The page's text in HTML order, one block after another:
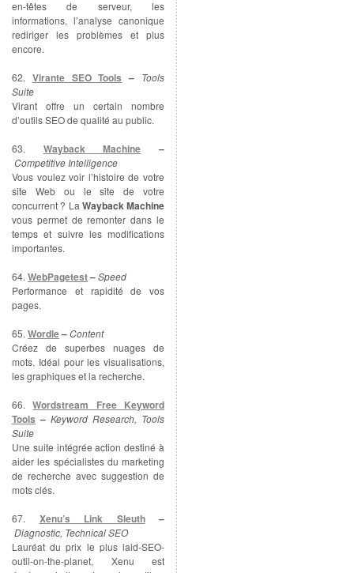
en-têtes de serveur, les
informations, l’analyse canonique
rediriger les problèmes et plus
encore.
62. Virante SEO Tools – Tools
Suite
Virant offre un certain nombre
d’outils SEO de qualité au public.
63. Wayback Machine –
Competitive Intelligence
Vous voulez voir l’histoire de votre
site Web ou le site de votre
concurrent ? LaWayback Machine
vous permet de remonter dans le
temps et suivre les modifications
importantes.
64.WebPagetest–Speed
Performance et rapidité de vos
pages.
65.Wordle–Content
Créez de superbes nuages de
mots. Idéal pour les visualisations,
les graphiques et la recherche.
66.Wordstream Free Keyword
Tools – Keyword Research, Tools
Suite
Une suite intégrée action destiné à
aider les spécialistes du marketing
de recherche avec suggestion de
mots clés.
67. Xenu’s Link Sleuth–
Diagnostic, Technical SEO
Lauréat du prix le plus laid-SEO-
outil-on-the-planet, Xenu est